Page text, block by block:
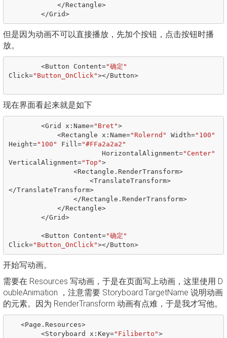
</Rectangle>
</Grid>
但是因为动画不可以直接播放，先加个按钮，点击按钮时播
放。
<Button Content="确定"
Click="Button_OnClick"></Button>
现在界面看起来就是如下
<Grid x : Name="Bret">
<Rectangle x : Name="Rolernd" Width="100"
Height="100" Fill ="#FFa2a2a2"
HorizontalAlignment="Center"
VerticalAlignment="Top">
<Rectangle . RenderTransform>
<TranslateTransform>
</TranslateTransform>
</Rectangle . RenderTransform>
</Rectangle>
</Grid>
<Button Content="确定"
Click="Button_OnClick"></Button>
开始写动画。
需要在 Resources 写动画，于是在页面写上动画，这里使用 D
oubleAnimation ，注意需要 Storyboard.TargetName 说明动画
的元素。因为 RenderTransform 动画有点难，于是我才写他。
<Page . Resources>
<Storyboard x : Key="Filiberto">